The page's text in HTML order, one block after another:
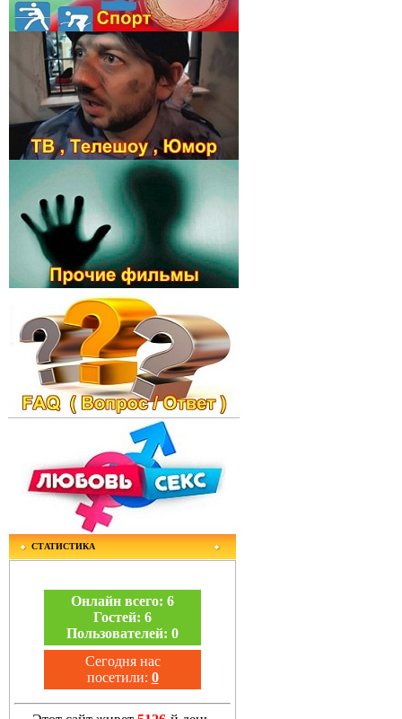
СТАТИСТИКА
Онлайн всего: 6
Гостей: 6
Пользователей: 0
Сегодня нас
посетили: 0